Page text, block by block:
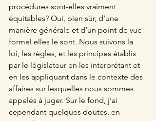
procédures sont-elles vraiment
équitables? Oui, bien sûr, d’une
manière générale et d’un point de vue
formel elles le sont. Nous suivons la
loi, les règles, et les principes établis
par le législateur en les interprétant et
en les appliquant dans le contexte des
affaires sur lesquelles nous sommes
appelés à juger. Sur le fond, j’ai
cependant quelques doutes, en